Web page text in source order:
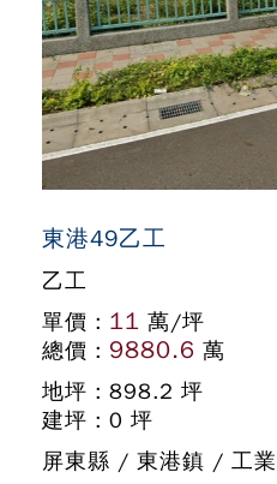
東港49乙工
乙工
單價 : 11 萬/坪
總價 : 9880.6 萬
地坪 : 898.2 坪
建坪 : 0 坪
屏東縣 / 東港鎮 / 工